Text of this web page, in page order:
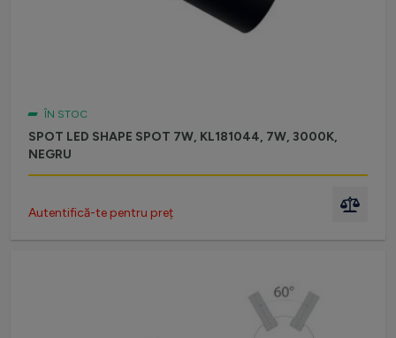
ÎN STOC
SPOT LED SHAPE SPOT 7W, KL181044, 7W, 3000K,
NEGRU
Autentifică-te pentru preț